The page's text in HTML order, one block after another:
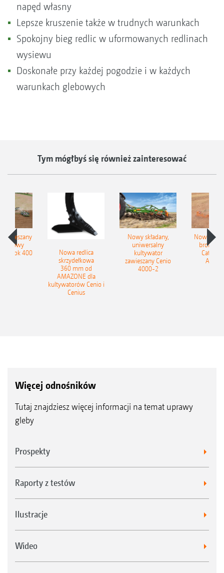
napęd własny
Lepsze kruszenie także w trudnych warunkach
Spokojny bieg redlic w uformowanych redlinach
wysiewu
Doskonałe przy każdej pogodzie i w każdych
warunkach glebowych
Tym mógłbyś się również zainteresować
Tyrok 400
Nowa redlica
skrzydełkowa
360 mm od
AMAZONE dla
kultywatorów Cenio i
Cenius
Nowy składany,
uniwersalny
kultywator
zawieszany Cenio
4000-2
Nowe
brony
Więcej odnośników
Tutaj znajdziesz więcej informacji na temat uprawy
gleby
Prospekty
Raporty z testów
Ilustracje
Wideo